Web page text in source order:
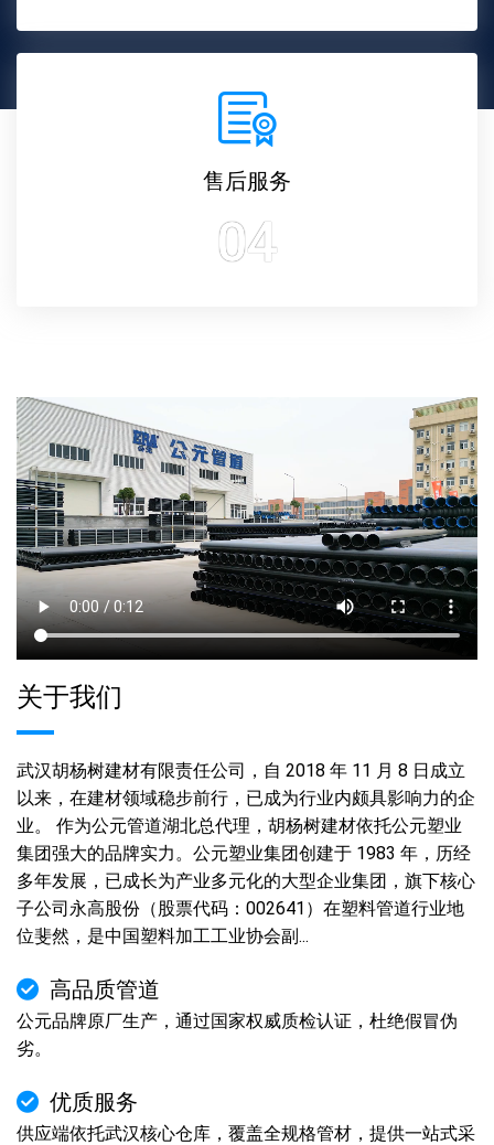
售后服务
04
关于我们
武汉胡杨树建材有限责任公司，自 2018 年 11 月 8 日成立
以来，在建材领域稳步前行，已成为行业内颇具影响力的企
业。 作为公元管道湖北总代理，胡杨树建材依托公元塑业
集团强大的品牌实力。公元塑业集团创建于 1983 年，历经
多年发展，已成长为产业多元化的大型企业集团，旗下核心
子公司永高股份（股票代码：002641）在塑料管道行业地
位斐然，是中国塑料加工工业协会副...
高品质管道
公元品牌原厂生产，通过国家权威质检认证，杜绝假冒伪
劣。
优质服务
供应端依托武汉核心仓库，覆盖全规格管材，提供一站式采